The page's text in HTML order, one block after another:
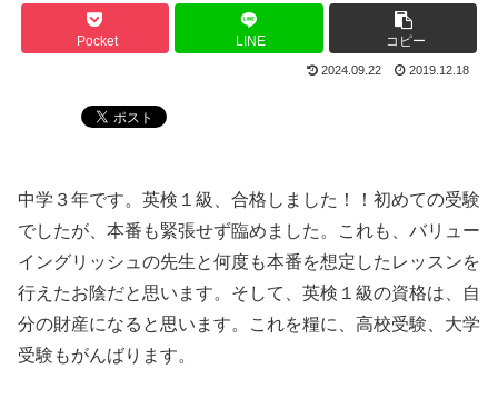
Pocket LINE コピー
2024.09.22 2019.12.18
中学３年です。英検１級、合格しました！！初めての受験
でしたが、本番も緊張せず臨めました。これも、バリュー
イングリッシュの先生と何度も本番を想定したレッスンを
行えたお陰だと思います。そして、英検１級の資格は、自
分の財産になると思います。これを糧に、高校受験、大学
受験もがんばります。